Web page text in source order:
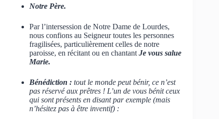
Notre Père.
Par l’intersession de Notre Dame de Lourdes,
nous confions au Seigneur toutes les personnes
fragilisées, particulièrement celles de notre
paroisse, en récitant ou en chantant Je vous salue
Marie.
Bénédiction : tout le monde peut bénir, ce n’est
pas réservé aux prêtres ! L’un de vous bénit ceux
qui sont présents en disant par exemple (mais
n’hésitez pas à être inventif) :